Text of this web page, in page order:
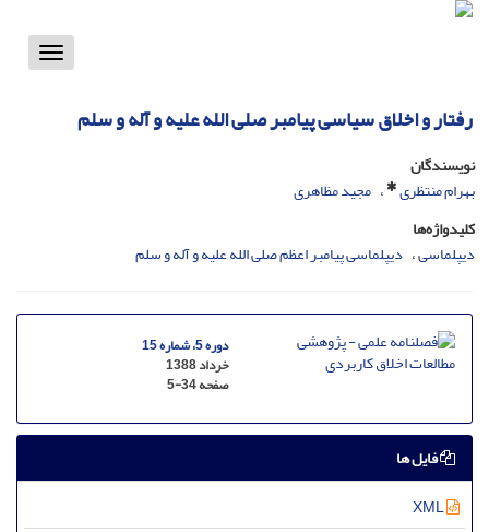
Toggle
رفتار و اخلاق سیاسی پیامبر صلی الله علیه و آله و سلم
نویسندگان
بهرام منتظری
مجید مظاهری
کلیدواژه‌ها
دیپلماسی دیپلماسی پیامبر اعظم صلی الله علیه و آله و سلم
دوره 5، شماره 15
خرداد 1388
صفحه5-34
فایل ها